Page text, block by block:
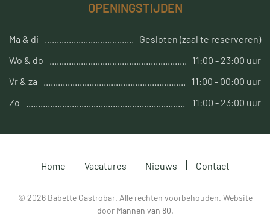
OPENINGSTIJDEN
Ma & di
Gesloten (zaal te reserveren)
Wo & do
11:00 - 23:00 uur
Vr & za
11:00 - 00:00 uur
Zo
11:00 - 23:00 uur
Home Vacatures Nieuws Contact
© 2026Babette Gastrobar. Alle rechten voorbehouden. Website
door Mannen van 80.